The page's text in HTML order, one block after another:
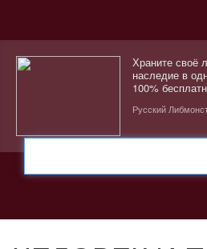
Храните своё
наследие в
100%
Русский